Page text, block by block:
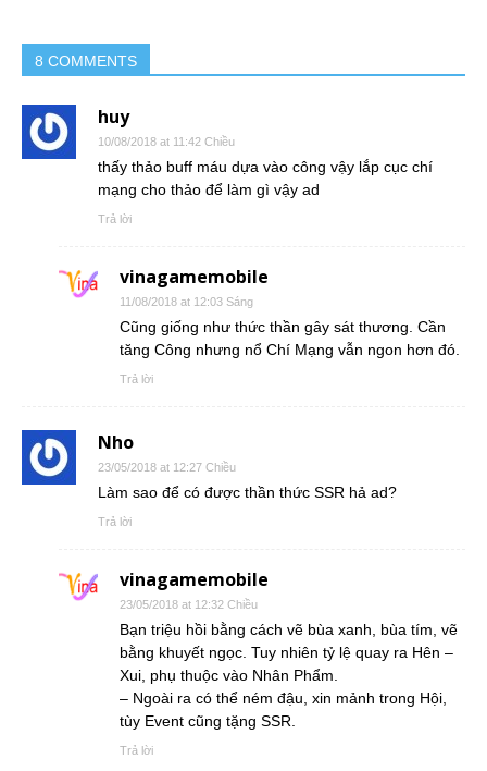
8 COMMENTS
huy
10/08/2018 at 11:42 Chiều
thấy thảo buff máu dựa vào công vậy lắp cục chí
mạng cho thảo để làm gì vậy ad
Trả lời
vinagamemobile
11/08/2018 at 12:03 Sáng
Cũng giống như thức thần gây sát thương. Cần
tăng Công nhưng nổ Chí Mạng vẫn ngon hơn đó.
Trả lời
Nho
23/05/2018 at 12:27 Chiều
Làm sao để có được thần thức SSR hả ad?
Trả lời
vinagamemobile
23/05/2018 at 12:32 Chiều
Bạn triệu hồi bằng cách vẽ bùa xanh, bùa tím, vẽ
bằng khuyết ngọc. Tuy nhiên tỷ lệ quay ra Hên –
Xui, phụ thuộc vào Nhân Phẩm.
– Ngoài ra có thể ném đậu, xin mảnh trong Hội,
tùy Event cũng tặng SSR.
Trả lời